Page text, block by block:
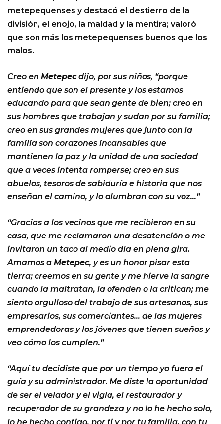
metepequenses y destacó el destierro de la
división, el enojo, la maldad y la mentira; valoró
que son más los metepequenses buenos que los
malos.
Creo en Metepecdijo, por sus niños, “porque
entiendo que son el presente y los estamos
educando para que sean gente de bien; creo en
sus hombres que trabajan y sudan por su familia;
creo en sus grandes mujeres que junto con la
familia son corazones incansables que
mantienen la paz y la unidad de una sociedad
que a veces intenta romperse; creo en sus
abuelos, tesoros de sabiduría e historia que nos
enseñan el camino, y lo alumbran con su voz…”
“Gracias a los vecinos que me recibieron en su
casa, que me reclamaron una desatención o me
invitaron un taco al medio día en plena gira.
Amamos a Metepec, y es un honor pisar esta
tierra; creemos en su gente y me hierve la sangre
cuando la maltratan, la ofenden o la critican; me
siento orgulloso del trabajo de sus artesanos, sus
empresarios, sus comerciantes… de las mujeres
emprendedoras y los jóvenes que tienen sueños y
veo cómo los cumplen.”
“Aquí tu decidiste que por un tiempo yo fuera el
guía y su administrador. Me diste la oportunidad
de ser el velador y el vigía, el restaurador y
recuperador de su grandeza y no lo he hecho solo,
lo he hecho contigo, por ti y por tu familia, con tu